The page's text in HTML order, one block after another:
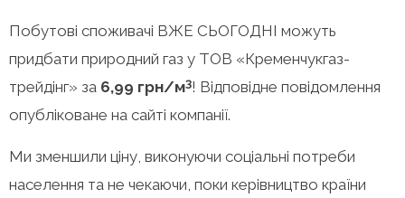
Побутові споживачі ВЖЕ СЬОГОДНІ можуть
придбати природний газ у ТОВ «Кременчукгаз-
трейдінг» за 6,99 грн/м3! Відповідне повідомлення
опубліковане на сайті компанії.
Ми зменшили ціну, виконуючи соціальні потреби
населення та не чекаючи, поки керівництво країни